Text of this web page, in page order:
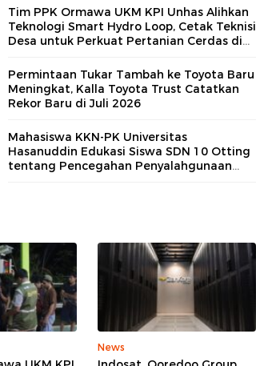
Tim PPK Ormawa UKM KPI Unhas Alihkan
Teknologi Smart Hydro Loop, Cetak Teknisi
Desa untuk Perkuat Pertanian Cerdas di
Permintaan Tukar Tambah ke Toyota Baru
Meningkat, Kalla Toyota Trust Catatkan
Rekor Baru di Juli 2026
Mahasiswa KKN-PK Universitas
Hasanuddin Edukasi Siswa SDN 10 Otting
tentang Pencegahan Penyalahgunaan
News